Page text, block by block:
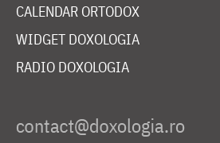
CALENDAR ORTODOX
WIDGET DOXOLOGIA
RADIO DOXOLOGIA